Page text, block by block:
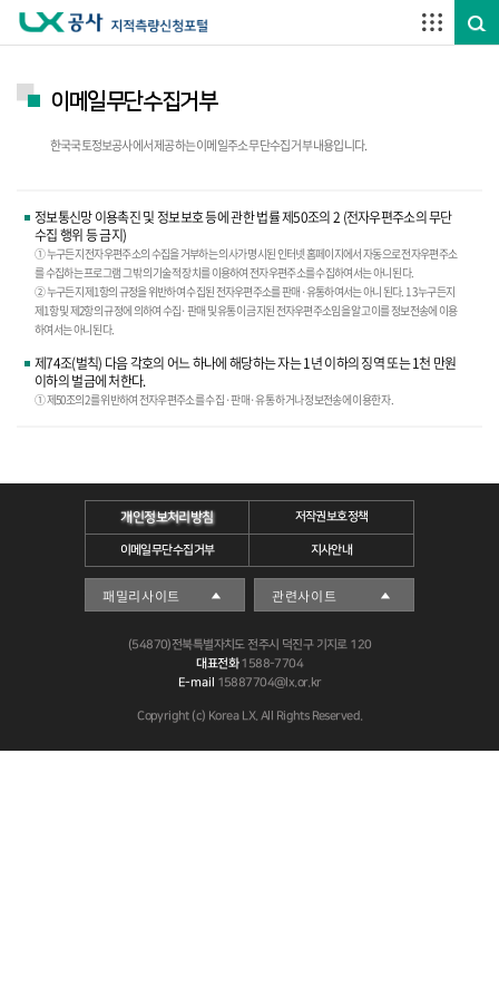
이메일무단수집거부
한국국토정보공사에서 제공하는 이메일주소 무단수집 거부 내용입니다.
정보통신망 이용촉진 및 정보보호 등에 관한 법률 제50조의 2 (전자우편주소의 무단
수집 행위 등 금지)
① 누구든지 전자우편주소의 수집을 거부하는 의사가 명시된 인터넷 홈페이지에서 자동으로 전자우편주소
를 수집하는 프로그램 그 밖의 기술적 장치를 이용하여 전자우편주소를 수집하여서는 아니 된다.
② 누구든지 제1항의 규정을 위반하여 수집된 전자우편주소를 판매·유통하여서는 아니 된다. 1 3 누구든지
제1항 및 제2항의 규정에 의하여 수집·판매 및 유통이 금지된 전자우편주소임을 알고 이를 정보전송에 이용
하여서는 아니 된다.
제74조(벌칙) 다음 각호의 어느 하나에 해당하는 자는 1년 이하의 징역 또는 1천 만원
이하의 벌금에 처한다.
① 제50조의 2를 위반하여 전자우편주소를 수집 ·판매·유통 하거나 정보전송에 이용한 자.
개인정보처리방침 저작권보호정책
이메일무단수집거부 지사안내
(54870)전북특별자치도 전주시 덕진구 기지로 120
대표전화1588-7704
E-mail 15887704@lx.or.kr
Copyright (c) Korea LX. All Rights Reserved.